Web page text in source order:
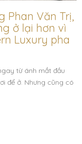
Phan Văn Trị,
ở lại hơn vì
Luxury pha
từ ánh mắt đầu
để ở. Nhưng cũng có